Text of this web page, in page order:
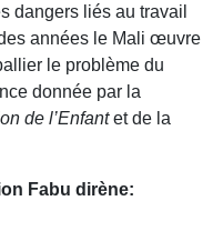
dangers liés au travail
années le Mali œuvre
le problème du
donnée par la
de l’Enfantet de la
Fabu dirène: